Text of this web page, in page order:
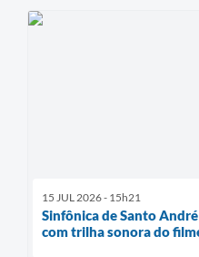
15 JUL 2026 - 15h21
Sinfônica de Santo
com trilha sonora do